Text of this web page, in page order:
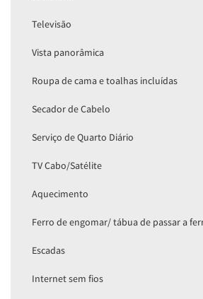
Televisão
Vista panorâmica
Roupa de cama e toalhas incluídas
Secador de Cabelo
Serviço de Quarto Diário
TV Cabo/Satélite
Aquecimento
Ferro de engomar/ tábua de passar a
Escadas
Internet sem fios